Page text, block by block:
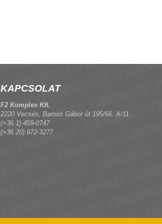
KAPCSOLAT
F2 Komplex Kft.
2220 Vecsés, Baross Gábor út 195/66. A/11.
(+36 1) 459-0747
(+36 20) 972-3277